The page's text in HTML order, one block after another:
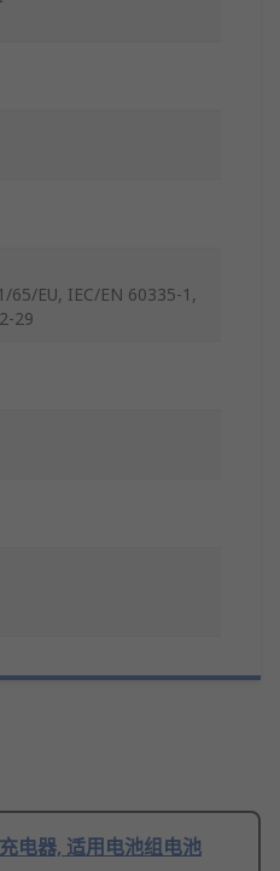
65/EU, IEC/EN 60335-1,
29
电器, 适用电池组电池